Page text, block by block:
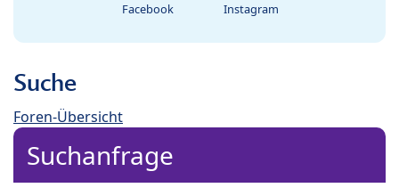
Facebook Instagram
Suche
Foren-Übersicht
Suchanfrage